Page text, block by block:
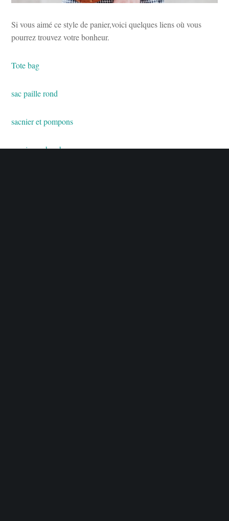
Si vous aimé ce style de panier,voici quelques liens où vous
pourrez trouvez votre bonheur.
Tote bag
sac paille rond
sacnier et pompons
panier en bambou